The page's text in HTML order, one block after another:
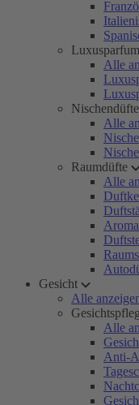
Luxusparfum
Alle
Nischendüfte
Alle
Raumdüfte
Alle
Gesicht
Alle
Alle
Anti-